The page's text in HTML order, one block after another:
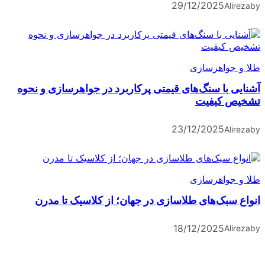
by
Alireza
29/12/2025
طلا و جواهرسازی
آشنایی با سنگ‌های قیمتی پرکاربرد در جواهرسازی و نحوه
تشخیص کیفیت
by
Alireza
23/12/2025
طلا و جواهرسازی
انواع سبک‌های طلاسازی در جهان؛ از کلاسیک تا مدرن
by
Alireza
18/12/2025